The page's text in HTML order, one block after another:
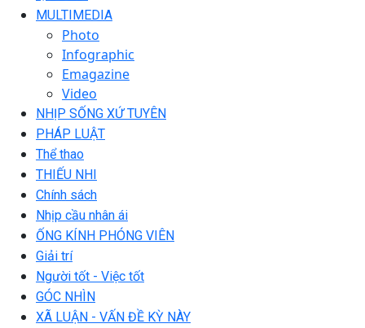
MULTIMEDIA
Photo
Infographic
Emagazine
Video
NHỊP SỐNG XỨ TUYÊN
PHÁP LUẬT
Thể thao
THIẾU NHI
Chính sách
Nhịp cầu nhân ái
ỐNG KÍNH PHÓNG VIÊN
Giải trí
Người tốt - Việc tốt
GÓC NHÌN
XÃ LUẬN - VẤN ĐỀ KỲ NÀY